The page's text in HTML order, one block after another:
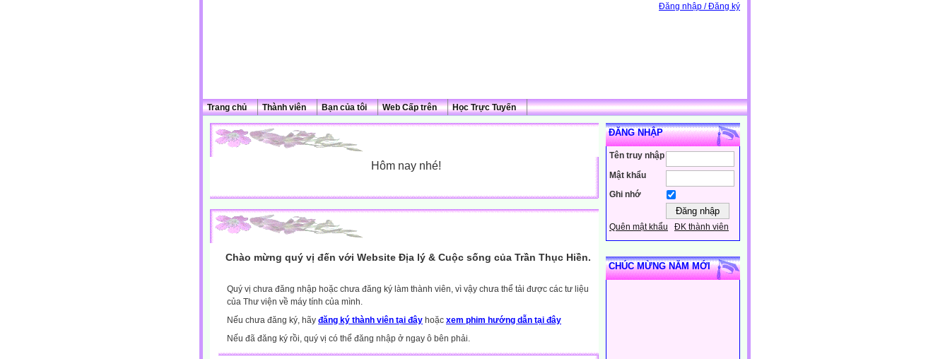
Đăng nhập / Đăng ký
Trang chủ Thành viên Bạn của tôi Web Cấp trên Học Trực Tuyến
ĐĂNG NHẬP
Tên truy nhập
Mật khẩu
Ghi nhớ
Quên mật khẩu ĐK thành viên
CHÚC MỪNG NĂM MỚI
Hôm nay nhé!
Chào mừng quý vị đến với Website Địa lý & Cuộc sống của Trần Thục Hiền.
Quý vị chưa đăng nhập hoặc chưa đăng ký làm thành viên, vì vậy chưa thể tải được các tư liệu
của Thư viện về máy tính của mình.
Nếu chưa đăng ký, hãy đăng ký thành viên tại đây hoặc xem phim hướng dẫn tại đây
Nếu đã đăng ký rồi, quý vị có thể đăng nhập ở ngay ô bên phải.